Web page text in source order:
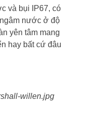
và bụi IP67, có
nước ở độ
yên tâm mang
hay bất cứ đâu